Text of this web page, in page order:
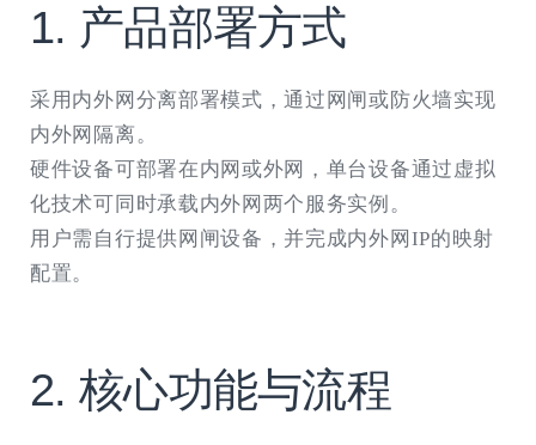
​​1. 产品部署方式​​
采用内外网分离部署模式，通过网闸或防火墙实现
内外网隔离。
硬件设备可部署在内网或外网，单台设备通过虚拟
化技术可同时承载内外网两个服务实例。
用户需自行提供网闸设备，并完成内外网IP的映射
配置。
​​2. 核心功能与流程​​